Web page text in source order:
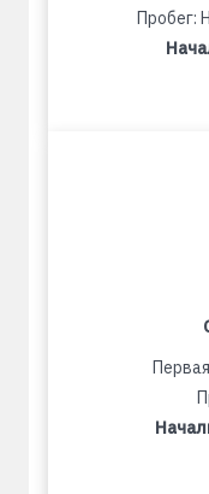
Пробег: